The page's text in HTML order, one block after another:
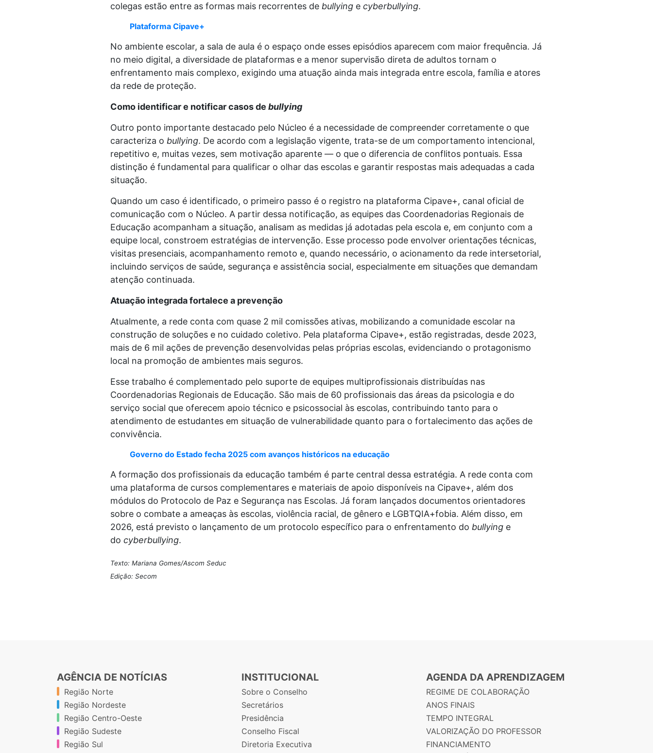
colegas estão entre as formas mais recorrentes de bullying e cyberbullying.
Plataforma Cipave+
No ambiente escolar, a sala de aula é o espaço onde esses episódios aparecem com maior frequência. Já
no meio digital, a diversidade de plataformas e a menor supervisão direta de adultos tornam o
enfrentamento mais complexo, exigindo uma atuação ainda mais integrada entre escola, família e atores
da rede de proteção.
Como identificar e notificar casos de bullying
Outro ponto importante destacado pelo Núcleo é a necessidade de compreender corretamente o que
caracteriza o bullying. De acordo com a legislação vigente, trata-se de um comportamento intencional,
repetitivo e, muitas vezes, sem motivação aparente — o que o diferencia de conflitos pontuais. Essa
distinção é fundamental para qualificar o olhar das escolas e garantir respostas mais adequadas a cada
situação.
Quando um caso é identificado, o primeiro passo é o registro na plataforma Cipave+, canal oficial de
comunicação com o Núcleo. A partir dessa notificação, as equipes das Coordenadorias Regionais de
Educação acompanham a situação, analisam as medidas já adotadas pela escola e, em conjunto com a
equipe local, constroem estratégias de intervenção. Esse processo pode envolver orientações técnicas,
visitas presenciais, acompanhamento remoto e, quando necessário, o acionamento da rede intersetorial,
incluindo serviços de saúde, segurança e assistência social, especialmente em situações que demandam
atenção continuada.
Atuação integrada fortalece a prevenção
Atualmente, a rede conta com quase 2 mil comissões ativas, mobilizando a comunidade escolar na
construção de soluções e no cuidado coletivo. Pela plataforma Cipave+, estão registradas, desde 2023,
mais de 6 mil ações de prevenção desenvolvidas pelas próprias escolas, evidenciando o protagonismo
local na promoção de ambientes mais seguros.
Esse trabalho é complementado pelo suporte de equipes multiprofissionais distribuídas nas
Coordenadorias Regionais de Educação. São mais de 60 profissionais das áreas da psicologia e do
serviço social que oferecem apoio técnico e psicossocial às escolas, contribuindo tanto para o
atendimento de estudantes em situação de vulnerabilidade quanto para o fortalecimento das ações de
convivência.
Governo do Estado fecha 2025 com avanços históricos na educação
A formação dos profissionais da educação também é parte central dessa estratégia. A rede conta com
uma plataforma de cursos complementares e materiais de apoio disponíveis na Cipave+, além dos
módulos do Protocolo de Paz e Segurança nas Escolas. Já foram lançados documentos orientadores
sobre o combate a ameaças às escolas, violência racial, de gênero e LGBTQIA+fobia. Além disso, em
2026, está previsto o lançamento de um protocolo específico para o enfrentamento do bullying e
do cyberbullying.
Texto: Mariana Gomes/Ascom Seduc
Edição: Secom
AGÊNCIA DE NOTÍCIAS
Região Norte
Região Nordeste
Região Centro-Oeste
Região Sudeste
Região Sul
INSTITUCIONAL
Sobre o Conselho
Secretários
Presidência
Conselho Fiscal
Diretoria Executiva
AGENDA DA APRENDIZAGEM
REGIME DE COLABORAÇÃO
ANOS FINAIS
TEMPO INTEGRAL
VALORIZAÇÃO DO PROFESSOR
FINANCIAMENTO